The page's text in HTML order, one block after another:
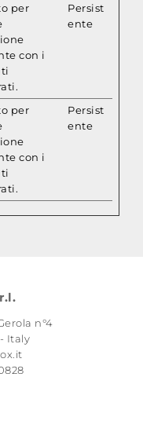
per
con i
Persist
ente
per
con i
Persist
ente
n°4
Italy